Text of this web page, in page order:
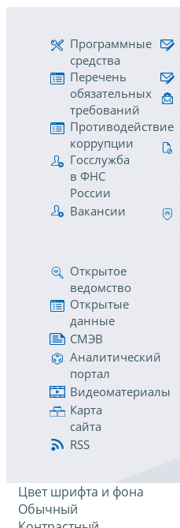
Программные
средства
Перечень
обязательных
требований
Противодействие
коррупции
Госслужба
в ФНС
России
Вакансии
Открытое
ведомство
Открытые
данные
СМЭВ
Аналитический
портал
Видеоматериалы
Карта
сайта
RSS
Цвет шрифта и фона
Обычный